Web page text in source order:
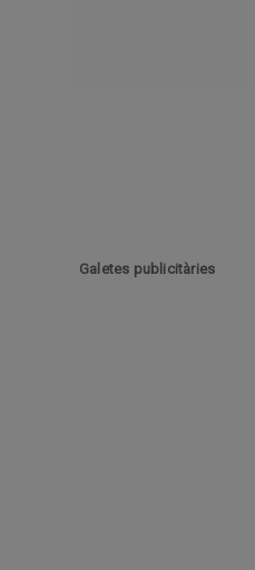
Galetes publicitàries